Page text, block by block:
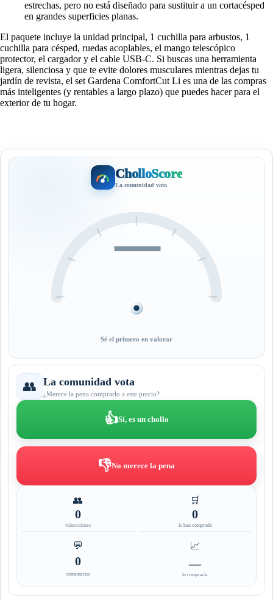
estrechas, pero no está diseñado para sustituir a un cortacésped
en grandes superficies planas.
El paquete incluye la unidad principal, 1 cuchilla para arbustos, 1
cuchilla para césped, ruedas acoplables, el mango telescópico
protector, el cargador y el cable USB-C. Si buscas una herramienta
ligera, silenciosa y que te evite dolores musculares mientras dejas tu
jardín de revista, el set Gardena ComfortCut Li es una de las compras
más inteligentes (y rentables a largo plazo) que puedes hacer para el
exterior de tu hogar.
CholloScore
La comunidad vota
—
Sé el primero en valorar
👥 La comunidad vota
¿Merece la pena comprarlo a este precio?
👍Sí, es un chollo
👎No merece la pena
👥
0
valoraciones
🛒
0
lo han comprado
💬
0
comentarios
📈
—
lo compraría